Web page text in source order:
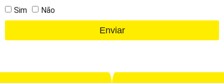
Sim
Não
Enviar